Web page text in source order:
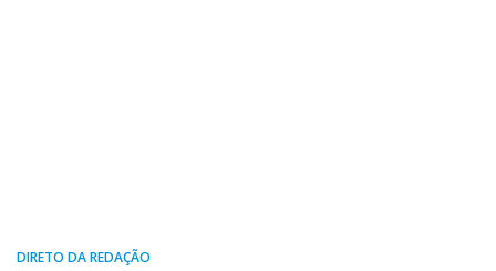
DIRETO DA REDAÇÃO